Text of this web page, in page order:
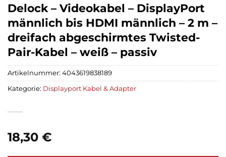
Delock – Videokabel – DisplayPort
männlich bis HDMI männlich – 2 m –
dreifach abgeschirmtes Twisted-
Pair-Kabel – weiß – passiv
18,30 €
Artikelnummer: 4043619838189
Kategorie: Displayport Kabel & Adapter